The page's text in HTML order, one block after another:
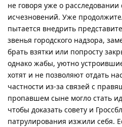
не говоря уже о
исчезновений. Уже
пытается внедрить
звенья городского надзора,
брать взятки или попросту
однако жабы, уютно
хотят и не позволяют отдать
частности из-за связей с
пропавшем сыне могло стать
чтобы доказать совету и
патрулирования изжили себя.